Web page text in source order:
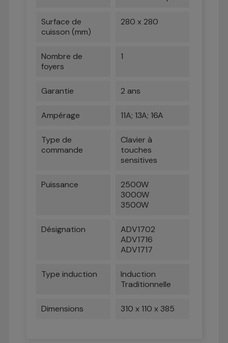
Surface de
cuisson (mm)
280 x 280
Nombre de
foyers
1
Garantie 2 ans
Ampérage 11A; 13A; 16A
Type de
commande
Clavier à
touches
sensitives
Puissance
2500W
3000W
3500W
Désignation
ADV1702
ADV1716
ADV1717
Type induction
Induction
Traditionnelle
Dimensions 310 x 110 x 385